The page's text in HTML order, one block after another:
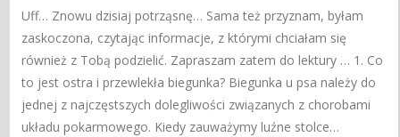
Uff… Znowu dzisiaj potrząsnę… Sama też przyznam, byłam
zaskoczona, czytając informacje, z którymi chciałam się
również z Tobą podzielić. Zapraszam zatem do lektury … 1. Co
to jest ostra i przewlekła biegunka? Biegunka u psa należy do
jednej z najczęstszych dolegliwości związanych z chorobami
układu pokarmowego. Kiedy zauważymy luźne stolce…